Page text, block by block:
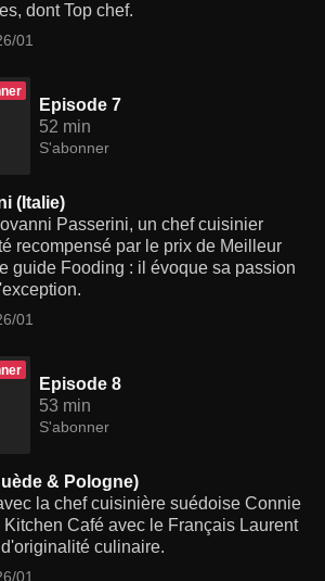
dont Top chef.
01
Episode 7
52 min
S'abonner
(Italie)
Passerini, un chef cuisinier
recompensé par le prix de Meilleur
guide Fooding : il évoque sa passion
01
Episode 8
53 min
S'abonner
& Pologne)
la chef cuisinière suédoise Connie
Café avec le Français Laurent
culinaire.
01